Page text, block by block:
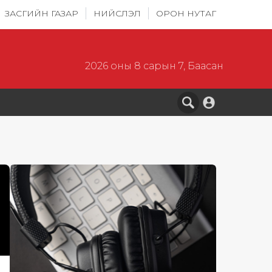
ЗАСГИЙН ГАЗАР НИЙСЛЭЛ ОРОН НУТАГ
2026 оны 8 сарын 7, Баасан